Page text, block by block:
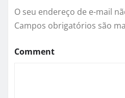
O seu endereço de e-mail
Campos obrigatórios são
Comment